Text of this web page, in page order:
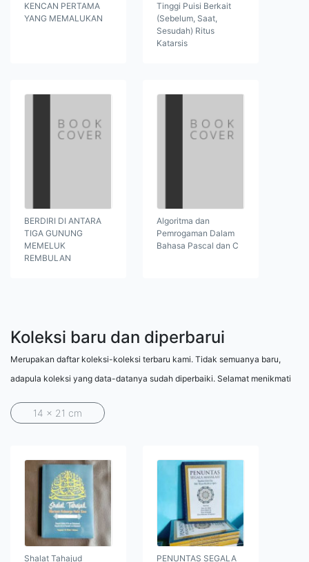
KENCAN PERTAMA
YANG MEMALUKAN
Tinggi Puisi Berkait
(Sebelum, Saat,
Sesudah) Ritus
Katarsis
BERDIRI DI ANTARA
TIGA GUNUNG
MEMELUK
REMBULAN
Algoritma dan
Pemrogaman Dalam
Bahasa Pascal dan C
Koleksi baru dan diperbarui
Merupakan daftar koleksi-koleksi terbaru kami. Tidak semuanya baru,
adapula koleksi yang data-datanya sudah diperbaiki. Selamat menikmati
14 x 21 cm
Shalat Tahajud PENUNTAS SEGALA